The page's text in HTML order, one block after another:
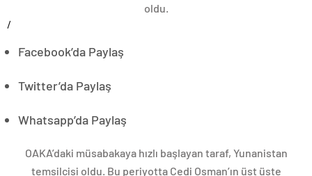
oldu.
/
Facebook’da Paylaş
Twitter’da Paylaş
Whatsapp’da Paylaş
OAKA’daki müsabakaya hızlı başlayan taraf, Yunanistan
temsilcisi oldu. Bu periyotta Cedi Osman’ın üst üste